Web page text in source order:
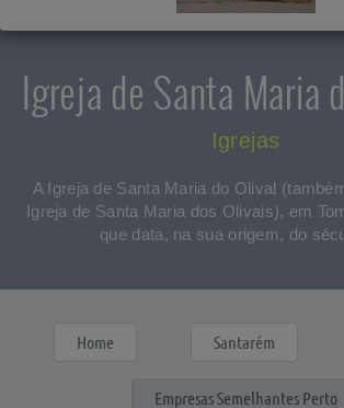
Igreja de Santa Maria
Igrejas
A Igreja de Santa Maria do Olival
Igreja de Santa Maria dos Olivais), em
que data, na sua origem, do
Home Santarém
Empresas Semelhantes Perto